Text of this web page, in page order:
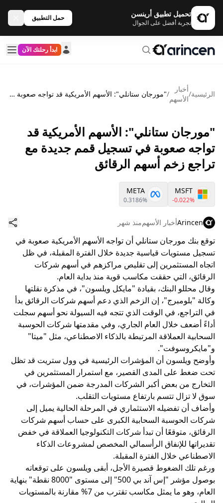
تحميل تطبيق أرينسن
تجربة أفضل على الجوال
حمل التطبيق
ابدأ رحلتك الآن
الرئيسية/
أخبار
الأسهم
/ "مورجان ستانلي": الأسهم الأمريكية قد تواجه صعوبة في تسجيل قمم جديدة مع تراجع زخم أسهم الرقائق
"مورجان ستانلي": الأسهم الأمريكية قد
تواجه صعوبة في تسجيل قمم جديدة مع
تراجع زخم أسهم الرقائق
MSFT
-0.022%
META
0.3186%
Arincenأخبار الأسهممنذ شهر
توقع بنك مورجان ستانلي أن تواجه الأسهم الأمريكية صعوبة في
تسجيل مستويات قياسية جديدة خلال الفترة المقبلة، في ظل
اتجاه المستثمرين إلى تقليص مراكزهم في أسهم شركات
الرقائق، التي حققت مكاسب قوية منذ بداية العام.
وقال محللو البنك، بقيادة "مايكل ويلسون"، في مذكرة نقلتها
وكالة "بلومبرج"، إن الزخم الذي دعم أسهم شركات الرقائق بدأ
في التراجع، في الوقت الذي تتجه فيه السيولة نحو أسهم سجلت
أداءً أضعف خلال العام الجاري، وفي مقدمتها شركات الحوسبة
السحابية العملاقة المرتبطة بالذكاء الاصطناعي، مثل "ميتا"
و"مايكروسوفت".
وأوضح ويلسون أن المؤشرات الرئيسية في وول ستريت قد تظل
تحت ضغط على المدى القصير، مع استمرار المستثمرين في
التخارج من بعض أكبر الشركات المدرجة ضمن المؤشرات، في
سوق لا تزال تتسم بارتفاع مستويات التقلب.
وأضاف أن تفضيله الاستثماري في المرحلة الحالية يميل إلى
شركات الحوسبة السحابية الكبرى على حساب أسهم شركات
الرقائق، متوقعًا أن تبدأ شركات التكنولوجيا العملاقة في خفض
تقديراتها للإنفاق الرأسمالي المخصص لمشروعات الذكاء
الاصطناعي خلال الفترة المقبلة.
ورغم تلك الضغوط قصيرة الأجل، أبقى ويلسون على توقعاته
بوصول مؤشر "إس آند بي 500" إلى مستوى "8000 نقطة" بنهاية
العام، وهو ما يمثل مكاسب تقترب من 7% مقارنة بالمستويات